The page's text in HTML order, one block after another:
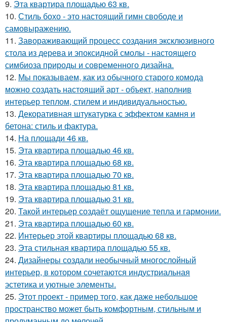
9. Эта квартира площадью 63 кв.
10. Стиль бохо - это настоящий гимн свободе и
самовыражению.
11. Завораживающий процесс создания эксклюзивного
стола из дерева и эпоксидной смолы - настоящего
симбиоза природы и современного дизайна.
12. Мы показываем, как из обычного старого комода
можно создать настоящий арт - объект, наполнив
интерьер теплом, стилем и индивидуальностью.
13. Декоративная штукатурка с эффектом камня и
бетона: стиль и фактура.
14. На площади 46 кв.
15. Эта квартира площадью 46 кв.
16. Эта квартира площадью 68 кв.
17. Эта квартира площадью 70 кв.
18. Эта квартира площадью 81 кв.
19. Эта квартира площадью 31 кв.
20. Такой интерьер создаёт ощущение тепла и гармонии.
21. Эта квартира площадью 60 кв.
22. Интерьер этой квартиры площадью 68 кв.
23. Эта стильная квартира площадью 55 кв.
24. Дизайнеры создали необычный многослойный
интерьер, в котором сочетаются индустриальная
эстетика и уютные элементы.
25. Этот проект - пример того, как даже небольшое
пространство может быть комфортным, стильным и